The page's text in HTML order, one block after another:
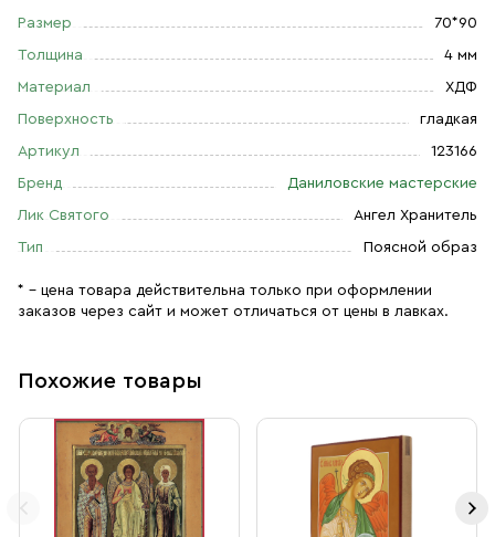
Размер 70*90
Толщина 4 мм
Материал ХДФ
Поверхность гладкая
Артикул 123166
Бренд Даниловские мастерские
Лик Святого Ангел Хранитель
Тип Поясной образ
* – цена товара действительна только при оформлении
заказов через сайт и может отличаться от цены в лавках.
Похожие товары